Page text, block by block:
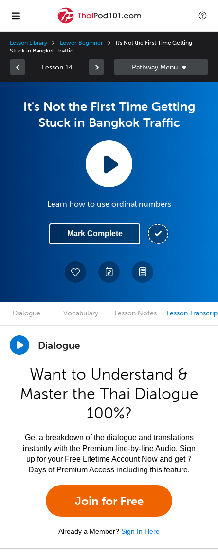
Lesson Library Lower Beginner
It's Not the First Time Getting
Stuck in Bangkok Traffic
Lesson 14
It's Not the First Time Getting
Stuck in Bangkok Traffic
Learn how to use ordinal numbers
Mark Complete
Dialogue Vocabulary Lesson Notes Lesson
Dialogue
Want to Understand &
Master the Thai Dialogue
100%?
Get a breakdown of the dialogue and translations
instantly with the Premium line-by-line Audio. Sign
up for your Free Lifetime Account Now and get 7
Days of Premium Access including this feature.
Join for Free
Already a Member? Sign In Here